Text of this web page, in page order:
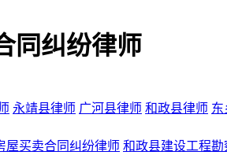
同纠纷律师
永靖县律师 广河县律师 和政县律师 东
屋买卖合同纠纷律师 和政县建设工程